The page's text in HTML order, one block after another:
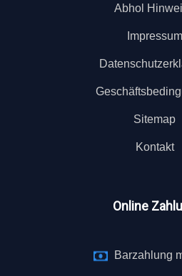
Abhol
Impressum
Sitemap
Kontakt
Online
Barzahlung